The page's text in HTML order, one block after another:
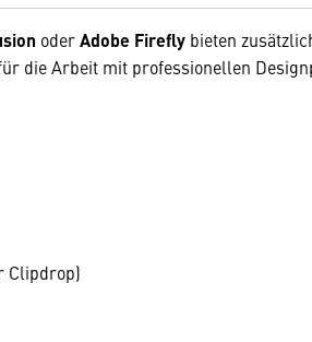
oderAdobe Firefly bieten
die Arbeit mit professionellen
Clipdrop)